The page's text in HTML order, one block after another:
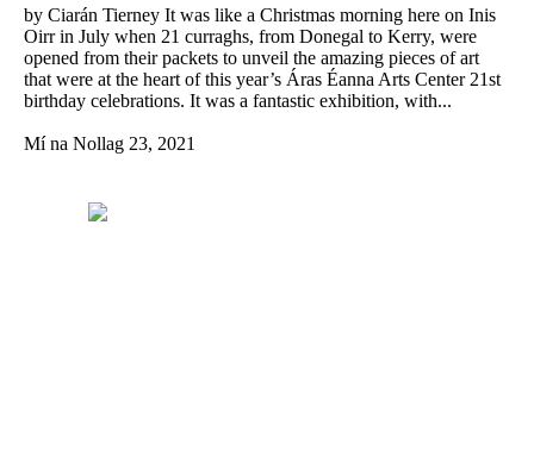
by Ciarán Tierney It was like a Christmas morning here on Inis
Oirr in July when 21 curraghs, from Donegal to Kerry, were
opened from their packets to unveil the amazing pieces of art
that were at the heart of this year’s Áras Éanna Arts Center 21st
birthday celebrations. It was a fantastic exhibition, with...
Mí na Nollag 23, 2021